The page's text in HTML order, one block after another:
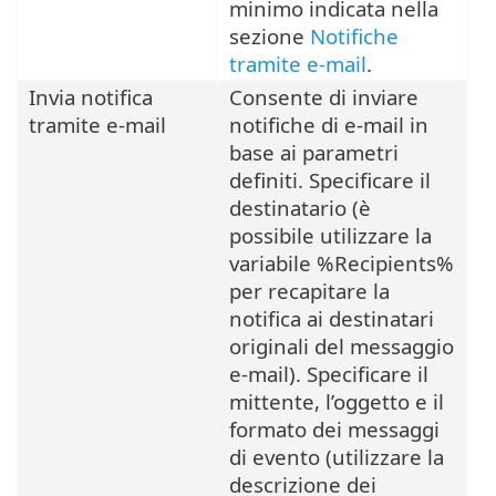
minimo indicata nella
sezione Notifiche
tramite e-mail.
Invia notifica
tramite e-mail
Consente di inviare
notifiche di e-mail in
base ai parametri
definiti. Specificare il
destinatario (è
possibile utilizzare la
variabile %Recipients%
per recapitare la
notifica ai destinatari
originali del messaggio
e-mail). Specificare il
mittente, l’oggetto e il
formato dei messaggi
di evento (utilizzare la
descrizione dei